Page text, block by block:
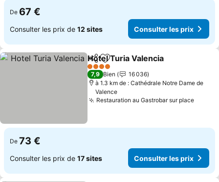
De 67 €
Consulter les prix de 12 sites Consulter les prix
PartagerAjouter à mes favoris
Hotel Turia Valencia
4 Étoiles
7,9 Bien
16 036
à 1.3 km de : Cathédrale Notre Dame de
Valence
Restauration au Gastrobar sur place
De 73 €
Consulter les prix de 17 sites Consulter les prix